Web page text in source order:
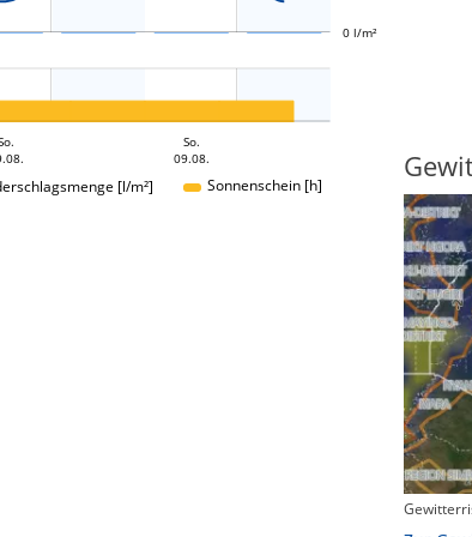
0 l/m²
So.
09.08.
[l/m²] Sonnenschein [h]
Sonnenscheindauer